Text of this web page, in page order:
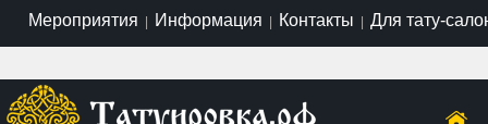
Мероприятия | Информация | Контакты | Для тату-